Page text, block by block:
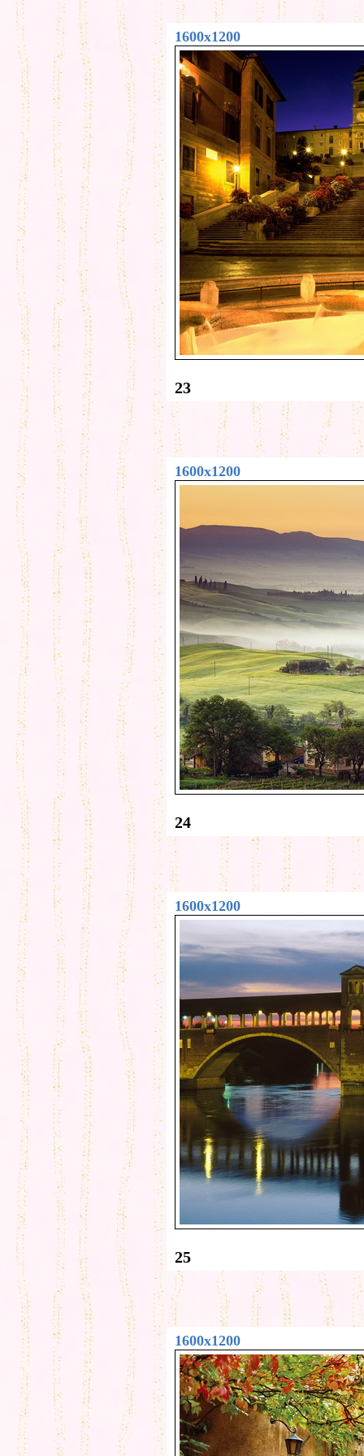
1600x1200
23
1600x1200
24
1600x1200
25
1600x1200